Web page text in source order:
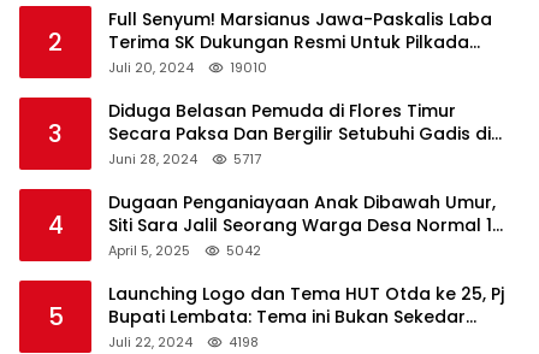
2
Full Senyum! Marsianus Jawa-Paskalis Laba
Terima SK Dukungan Resmi Untuk Pilkada
Lembata
Juli 20, 2024 19010
3
Diduga Belasan Pemuda di Flores Timur
Secara Paksa Dan Bergilir Setubuhi Gadis di
Bawah Umur
Juni 28, 2024 5717
4
Dugaan Penganiayaan Anak Dibawah Umur,
Siti Sara Jalil Seorang Warga Desa Normal 1
Melapor ke Polisi
April 5, 2025 5042
5
Launching Logo dan Tema HUT Otda ke 25, Pj
Bupati Lembata: Tema ini Bukan Sekedar
Refleksi Semalam
Juli 22, 2024 4198